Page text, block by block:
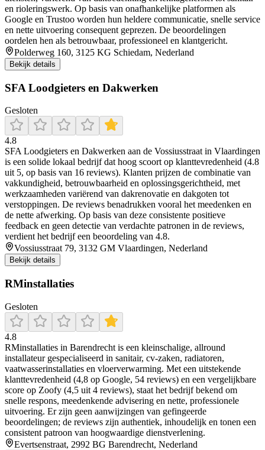
en rioleringswerk. Op basis van onafhankelijke platformen als
Google en Trustoo worden hun heldere communicatie, snelle service
en nette uitvoering consequent geprezen. De beoordelingen
oordelen hen als betrouwbaar, professioneel en klantgericht.
Polderweg 160, 3125 KG Schiedam, Nederland
Bekijk details
SFA Loodgieters en Dakwerken
Gesloten
4.8
SFA Loodgieters en Dakwerken aan de Vossiusstraat in Vlaardingen
is een solide lokaal bedrijf dat hoog scoort op klanttevredenheid (4.8
uit 5, op basis van 16 reviews). Klanten prijzen de combinatie van
vakkundigheid, betrouwbaarheid en oplossingsgerichtheid, met
werkzaamheden variërend van dakrenovatie en dakgoten tot
verstoppingen. De reviews benadrukken vooral het meedenken en
de nette afwerking. Op basis van deze consistente positieve
feedback en geen detectie van verdachte patronen in de reviews,
verdient het bedrijf een beoordeling van 4.8.
Vossiusstraat 79, 3132 GM Vlaardingen, Nederland
Bekijk details
RMinstallaties
Gesloten
4.8
RMinstallaties in Barendrecht is een kleinschalige, allround
installateur gespecialiseerd in sanitair, cv‑zaken, radiatoren,
vaatwasserinstallaties en vloerverwarming. Met een uitstekende
klanttevredenheid (4,8 op Google, 54 reviews) en een vergelijkbare
score op Zoofy (4,5 uit 4 reviews), staat het bedrijf bekend om
snelle respons, meedenkende advisering en nette, professionele
uitvoering. Er zijn geen aanwijzingen van gefingeerde
beoordelingen; de reviews zijn authentiek, inhoudelijk en tonen een
consistent patroon van hoogwaardige dienstverlening.
Evertsenstraat, 2992 BG Barendrecht, Nederland